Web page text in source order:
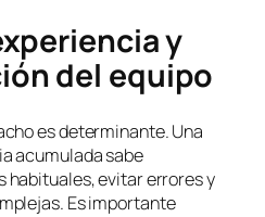
y
del equipo
es determinante. Una
acumulada sabe
habituales, evitar errores y
Es importante